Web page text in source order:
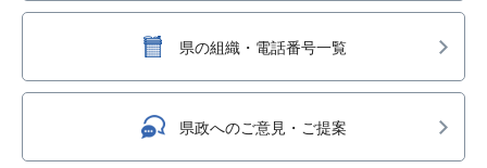
県の組織・電話番号一覧
県政へのご意見・ご提案